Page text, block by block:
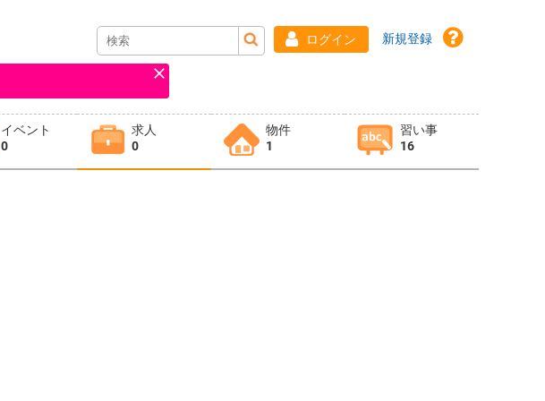
ログイン 新規登録
イベント
0
求人
0
物件
1
習い事
16